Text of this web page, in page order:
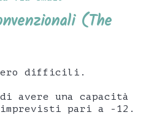
(The
difficili.
avere una capacità
pari a -12.